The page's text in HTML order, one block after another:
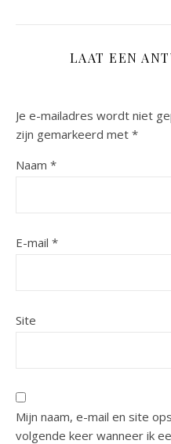
LAAT EEN
Je e-mailadres wordt niet
zijn gemarkeerd met *
Naam *
E-mail *
Site
Mijn naam, e-mail en site
volgende keer wanneer ik